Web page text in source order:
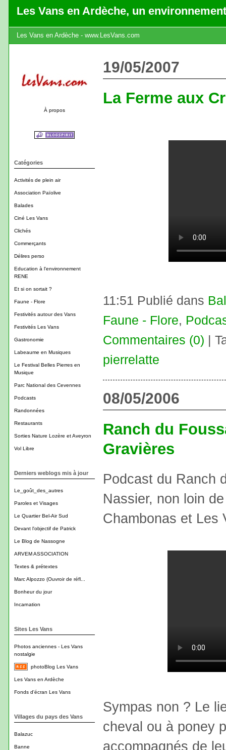
Les Vans en Ardèche, un
Les Vans en Ardèche - www.LesVans.com
À propos
Catégories
Activités de plein air
Association Païolive
Balades
Ciné Les Vans
Clichés
Commerçants
Délires perso
Education à l'environnement
RENE
Et si on sortait ?
Faune - Flore
Festivités autour des Vans
Festivités Les Vans
Gastronomie
Labeaume en Musiques
Le Festival Belles Pierres en
Musique
Parc National des Cevennes
Podcasts
Randonnées
Restaurants
Sorties Nature Lozère et Aveyron
Vol Libre
Derniers weblogs mis à jour
Le_goût_des_autres
Paroles et Visages
Le Quartier Bel-Air Sud
Devant l'objectif de Patrick
Le Blog de Nassogne
ARVEM ASSOCIATION
Textes & prétextes
Marc Alpozzo (Ouvroir de réfl...
Bonheur du jour
Incarnation
Sites Les Vans
Photos anciennes - Les Vans
nostalgie
photoBlog Les Vans
Les Vans en Ardèche
Fonds d'écran Les Vans
Villages du pays des Vans
Balazuc
Banne
19/05/2007
La Ferme aux
11:51 Publié dans
Faune - Flore,
Commentaires (0) |
pierrelatte
08/05/2006
Ranch du
Gravières
Podcast du Ranch
Nassier, non loin
Chambonas et Les
Sympas non ? Le
cheval ou à poney
accompagnés de